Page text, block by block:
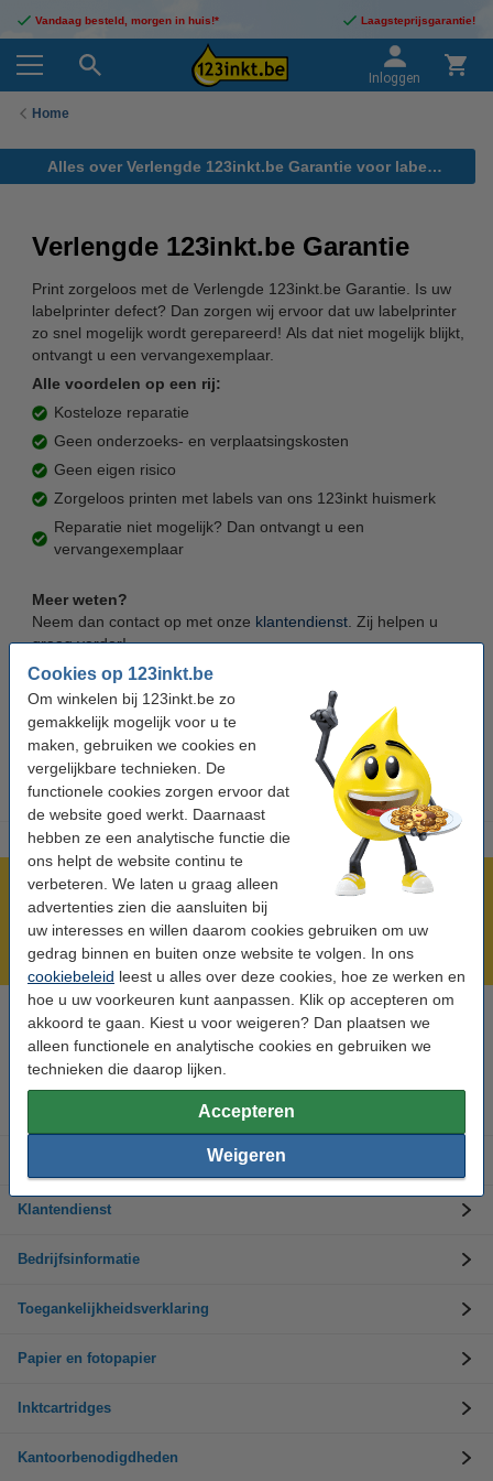
Cookies op 123inkt.be
Om winkelen bij 123inkt.be zo
gemakkelijk mogelijk voor u te
maken, gebruiken we cookies en
vergelijkbare technieken. De
functionele cookies zorgen ervoor dat
de website goed werkt. Daarnaast
hebben ze een analytische functie die
ons helpt de website continu te
verbeteren. We laten u graag alleen
advertenties zien die aansluiten bij
uw interesses en willen daarom cookies gebruiken om uw
gedrag binnen en buiten onze website te volgen. In ons
cookiebeleid leest u alles over deze cookies, hoe ze werken en
hoe u uw voorkeuren kunt aanpassen. Klik op accepteren om
akkoord te gaan. Kiest u voor weigeren? Dan plaatsen we
alleen functionele en analytische cookies en gebruiken we
technieken die daarop lijken.
Accepteren
Weigeren
Vandaag besteld, morgen in huis!* Laagsteprijsgarantie!
Inloggen
Home
Alles over Verlengde 123inkt.be Garantie voor labelprinters
Verlengde 123inkt.be Garantie
Print zorgeloos met de Verlengde 123inkt.be Garantie. Is uw
labelprinter defect? Dan zorgen wij ervoor dat uw labelprinter
zo snel mogelijk wordt gerepareerd! Als dat niet mogelijk blijkt,
ontvangt u een vervangexemplaar.
Alle voordelen op een rij:
Kosteloze reparatie
Geen onderzoeks- en verplaatsingskosten
Geen eigen risico
Zorgeloos printen met labels van ons 123inkt huismerk
Reparatie niet mogelijk? Dan ontvangt u een
vervangexemplaar
Meer weten?
Neem dan contact op met onze klantendienst . Zij helpen u
graag verder!
>> Algemene voorwaarden consumenten
>> Algemene voorwaarden zakelijk
Meer dan 5 miljoen klanten!
Voor 22.00 uur besteld, morgen in huis!
Laagsteprijsgarantie!
Hulp nodig? Bel ons op +32 (0)9 39 64 123
Op werkdagen van 8.30 tot 17 uur
Klantendienst
Bedrijfsinformatie
Toegankelijkheidsverklaring
Papier en fotopapier
Inktcartridges
Kantoorbenodigdheden